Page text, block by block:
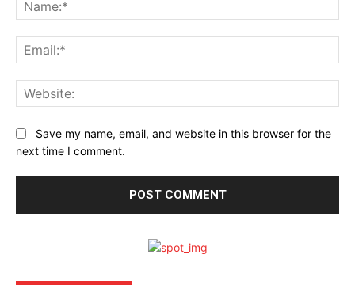
Save my name, email, and website in this browser for the
next time I comment.